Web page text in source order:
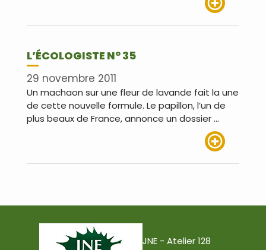
L’ÉCOLOGISTE N° 35
29 novembre 2011
Un machaon sur une fleur de lavande fait la une
de cette nouvelle formule. Le papillon, l’un de
plus beaux de France, annonce un dossier …
JNE - Atelier 128